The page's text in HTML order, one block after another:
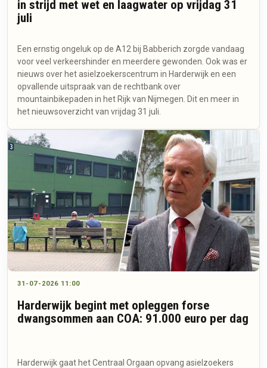
in strijd met wet en laagwater op vrijdag 31
juli
Een ernstig ongeluk op de A12 bij Babberich zorgde vandaag
voor veel verkeershinder en meerdere gewonden. Ook was er
nieuws over het asielzoekerscentrum in Harderwijk en een
opvallende uitspraak van de rechtbank over
mountainbikepaden in het Rijk van Nijmegen. Dit en meer in
het nieuwsoverzicht van vrijdag 31 juli.
31-07-2026 11:00
Harderwijk begint met opleggen forse
dwangsommen aan COA: 91.000 euro per dag
Harderwijk gaat het Centraal Orgaan opvang asielzoekers